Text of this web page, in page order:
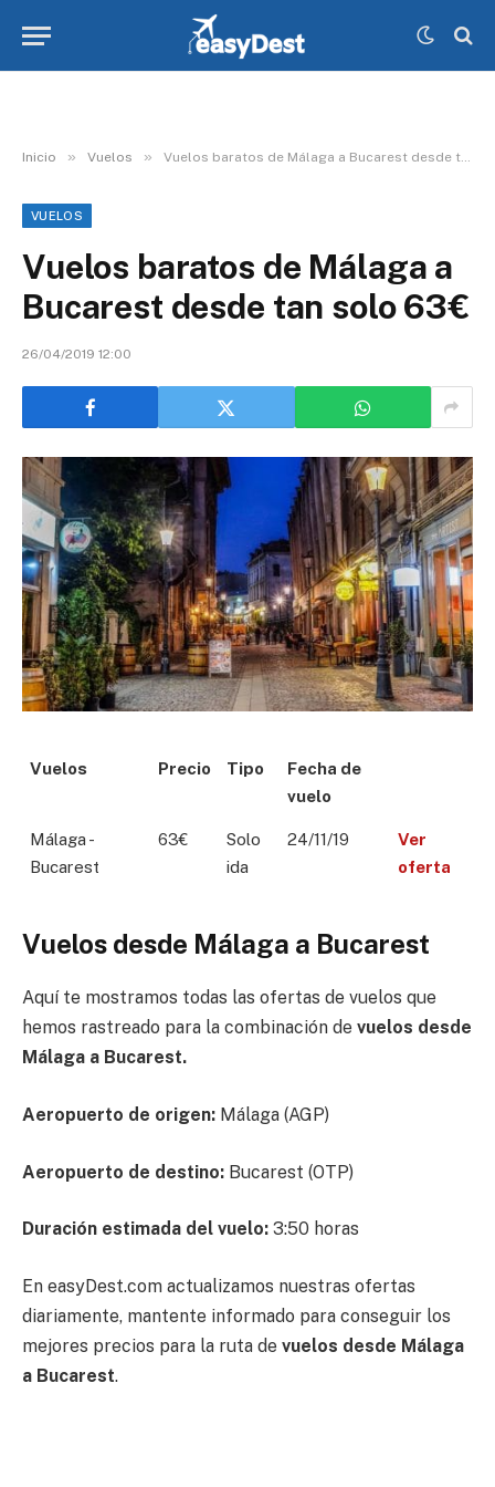
Inicio » Vuelos » Vuelos baratos de Málaga a Bucarest desde tan solo 63€
VUELOS
Vuelos baratos de Málaga a
Bucarest desde tan solo 63€
26/04/2019 12:00
Vuelos Precio Tipo
Fecha de
vuelo
Málaga -
Bucarest
63€
Solo
ida
24/11/19
Ver
oferta
Vuelos desde Málaga a Bucarest
Aquí te mostramos todas las ofertas de vuelos que
hemos rastreado para la combinación de vuelos desde
Málaga a Bucarest.
Aeropuerto de origen: Málaga (AGP)
Aeropuerto de destino: Bucarest (OTP)
Duración estimada del vuelo: 3:50 horas
En easyDest.com actualizamos nuestras ofertas
diariamente, mantente informado para conseguir los
mejores precios para la ruta de vuelos desde Málaga
a Bucarest.